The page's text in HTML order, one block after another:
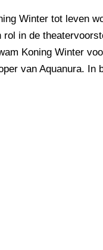
Winter tot leven
in de
Koning Winter
van Aquanura. In